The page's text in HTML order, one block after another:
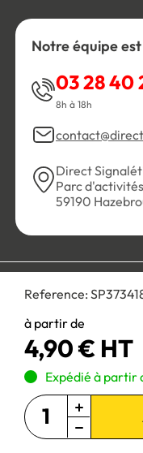
Reference:
à partir de
4,90 € HT
Expédié à partir
Notre équipe
03 28 40
8h à 18h
Direct
Parc
59190
Personnaliser les
Site